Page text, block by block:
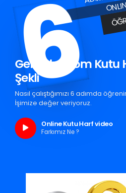
6
Gelibolu Krom Kutu
Şekli
Nasıl çalıştığımızı 6 adımda
İşimize değer veriyoruz.
Online Kutu Harf video
Farkımız Ne ?